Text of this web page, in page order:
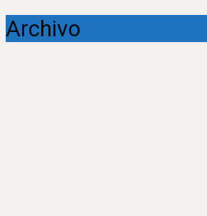
Archivo